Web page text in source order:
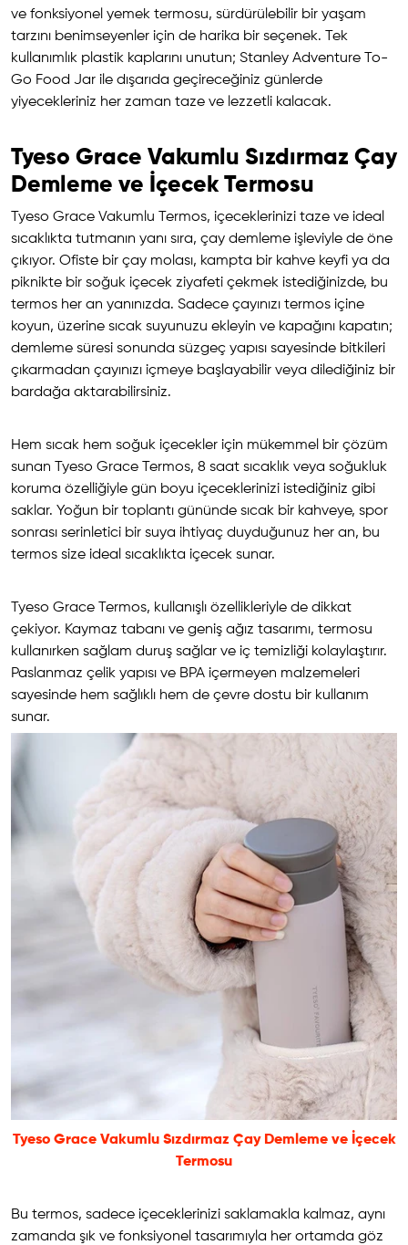
ve fonksiyonel yemek termosu, sürdürülebilir bir yaşam
tarzını benimseyenler için de harika bir seçenek. Tek
kullanımlık plastik kaplarını unutun; Stanley Adventure To-
Go Food Jar ile dışarıda geçireceğiniz günlerde
yiyecekleriniz her zaman taze ve lezzetli kalacak.
Tyeso Grace Vakumlu Sızdırmaz Çay
Demleme ve İçecek Termosu
Tyeso Grace Vakumlu Termos, içeceklerinizi taze ve ideal
sıcaklıkta tutmanın yanı sıra, çay demleme işleviyle de öne
çıkıyor. Ofiste bir çay molası, kampta bir kahve keyfi ya da
piknikte bir soğuk içecek ziyafeti çekmek istediğinizde, bu
termos her an yanınızda. Sadece çayınızı termos içine
koyun, üzerine sıcak suyunuzu ekleyin ve kapağını kapatın;
demleme süresi sonunda süzgeç yapısı sayesinde bitkileri
çıkarmadan çayınızı içmeye başlayabilir veya dilediğiniz bir
bardağa aktarabilirsiniz.
Hem sıcak hem soğuk içecekler için mükemmel bir çözüm
sunan Tyeso Grace Termos, 8 saat sıcaklık veya soğukluk
koruma özelliğiyle gün boyu içeceklerinizi istediğiniz gibi
saklar. Yoğun bir toplantı gününde sıcak bir kahveye, spor
sonrası serinletici bir suya ihtiyaç duyduğunuz her an, bu
termos size ideal sıcaklıkta içecek sunar.
Tyeso Grace Termos, kullanışlı özellikleriyle de dikkat
çekiyor. Kaymaz tabanı ve geniş ağız tasarımı, termosu
kullanırken sağlam duruş sağlar ve iç temizliği kolaylaştırır.
Paslanmaz çelik yapısı ve BPA içermeyen malzemeleri
sayesinde hem sağlıklı hem de çevre dostu bir kullanım
sunar.
Tyeso Grace Vakumlu Sızdırmaz Çay Demleme ve İçecek
Termosu
Bu termos, sadece içeceklerinizi saklamakla kalmaz, aynı
zamanda şık ve fonksiyonel tasarımıyla her ortamda göz